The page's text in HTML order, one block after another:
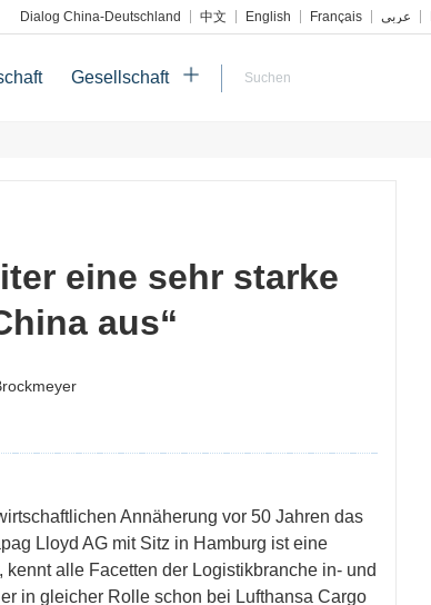
Dialog China-Deutschland 中文 English Français عربي
Gesellschaft
eine sehr starke
aus“
Annäherung vor 50 Jahren das
Lloyd AG mit Sitz in Hamburg ist eine
alle Facetten der Logistikbranche in- und
in gleicher Rolle schon bei Lufthansa Cargo